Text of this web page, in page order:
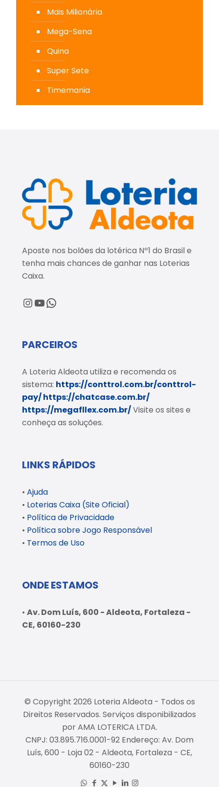
Mais Milionária
Mega-Sena
Quina
Super Sete
Timemania
Aposte nos bolões da lotérica Nº1 do Brasil e
tenha mais chances de ganhar nas Loterias
Caixa.
@loteriaaldeota
@loteriaaldeota
Central de Atendimento
PARCEIROS
A Loteria Aldeota utiliza e recomenda os
sistema: https://conttrol.com.br/conttrol-
pay/https://chatcase.com.br/
https://megafllex.com.br/Visite os sites e
conheça as soluções.
LINKS RÁPIDOS
• Ajuda
• Loterias Caixa (Site Oficial)
• Política de Privacidade
• Política sobre Jogo Responsável
• Termos de Uso
ONDE ESTAMOS
• Av. Dom Luís, 600 - Aldeota, Fortaleza -
CE, 60160-230
© Copyright 2026 Loteria Aldeota - Todos os
Direitos Reservados. Serviços disponibilizados
por AMA LOTERICA LTDA.
CNPJ: 03.895.716.0001-92 Endereço: Av. Dom
Luís, 600 - Loja 02 - Aldeota, Fortaleza - CE,
60160-230